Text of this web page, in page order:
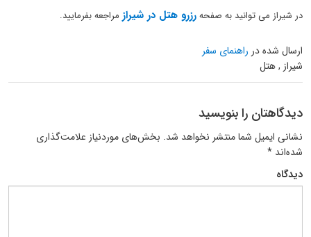
در شیراز می توانید به صفحهرزرو هتل در شیراز مراجعه بفرمایید.
ارسال شده در راهنمای سفر
شیراز , هتل
دیدگاهتان را بنویسید
نشانی ایمیل شما منتشر نخواهد شد. بخش‌های موردنیاز علامت‌گذاری
شده‌اند *
دیدگاه